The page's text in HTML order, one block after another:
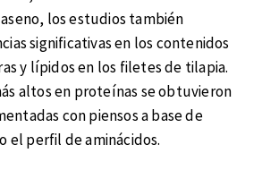
los estudios también
significativas en los contenidos
y lípidos en los filetes de tilapia.
altos en proteínas se obtuvieron
con piensos a base de
el perfil de aminácidos.